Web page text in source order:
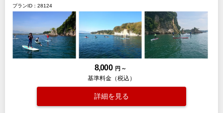
プランID：28124
8,000 円 ～
基準料金（税込）
詳細を見る